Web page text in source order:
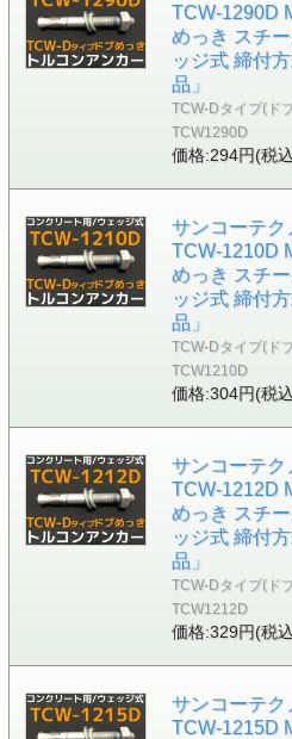
TCW-1290D
めっき スチ
ッジ式 締付
品」
TCW-Dタイプ(ド
TCW1290D
価格:294円(税
サンコーテク
TCW-1210D
めっき スチ
ッジ式 締付
品」
TCW-Dタイプ(ド
TCW1210D
価格:304円(税
サンコーテク
TCW-1212D
めっき スチ
ッジ式 締付
品」
TCW-Dタイプ(ド
TCW1212D
価格:329円(税
サンコーテク
TCW-1215D